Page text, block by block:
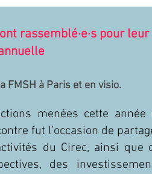
rassemblé·e·s pour leur
FMSH à Paris et en visio.
menées cette année
fut l’occasion de
du Cirec, ainsi que
des